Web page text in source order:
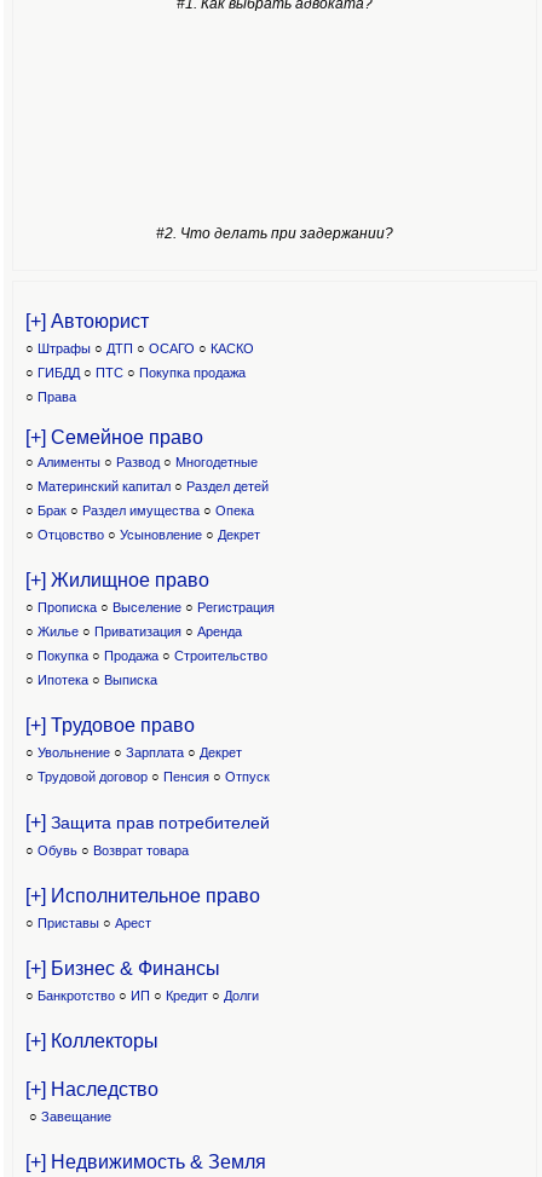
#2. Что делать при задержании?
[+] Автоюрист
○ Штрафы ○ ДТП ○ ОСАГО ○ КАСКО
○ ГИБДД ○ ПТС ○ Покупка продажа
○ Права
[+] Семейное право
○ Алименты ○ Развод ○ Многодетные
○ Материнский капитал○ Раздел детей
○ Брак ○ Раздел имущества ○ Опека
○ Отцовство○ Усыновление ○ Декрет
[+] Жилищное право
○ Прописка ○ Выселение ○ Регистрация
○ Жилье ○ Приватизация ○ Аренда
○ Покупка ○ Продажа ○ Строительство
○ Ипотека ○ Выписка
[+] Трудовое право
○ Увольнение ○ Зарплата ○ Декрет
○ Трудовой договор ○ Пенсия ○ Отпуск
[+] Защита прав потребителей
○ Обувь ○ Возврат товара
[+] Исполнительное право
○ Приставы ○ Арест
[+] Бизнес & Финансы
○ Банкротство ○ ИП ○ Кредит ○ Долги
[+] Коллекторы
[+] Наследство
○ Завещание
[+] Недвижимость & Земля